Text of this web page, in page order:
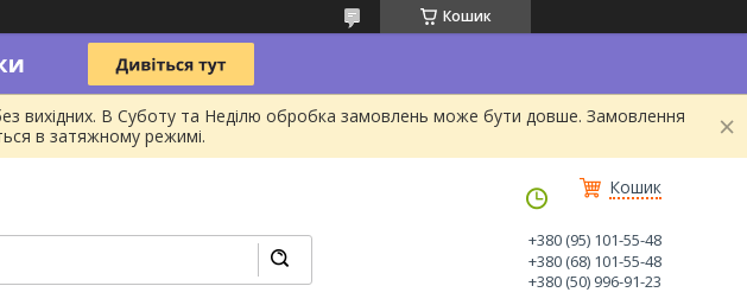
Кошик
вихідних. В Суботу та Неділю обробка замовлень може бути довше. Замовлення
в затяжному режимі.
Кошик
+380 (95) 101-55-48
+380 (68) 101-55-48
+380 (50) 996-91-23